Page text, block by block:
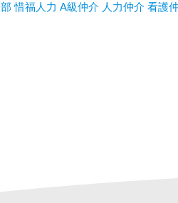
部 惜福人力 A級仲介 人力仲介 看護